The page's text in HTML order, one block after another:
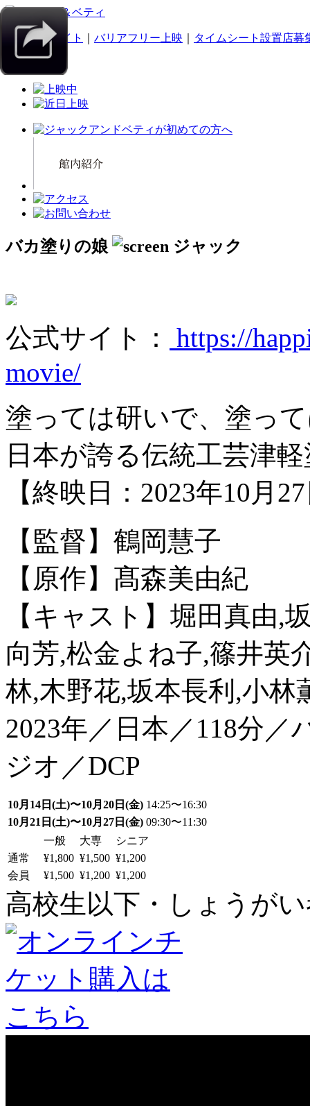
スマホサイト バリアフリー上映 タイムシート設置店募
バカ塗りの娘
公式サイト：
https://
movie/
塗っては研いで、塗っ
日本が誇る伝統工芸津
【終映日：2023年10月
【監督】鶴岡慧子
【原作】髙森美由紀
【キャスト】堀田真由,
向芳,松金よね子,篠井英
林,木野花,坂本長利,小林
2023年／日本／118分
ジオ／DCP
10月14日(土)〜10月20日(金) 14:25〜16:30
10月21日(土)〜10月27日(金) 09:30〜11:30
一般
大専
シニア
通常
¥1,800 ¥1,500 ¥1,200
会員
¥1,500 ¥1,200 ¥1,200
高校生以下・しょうがい